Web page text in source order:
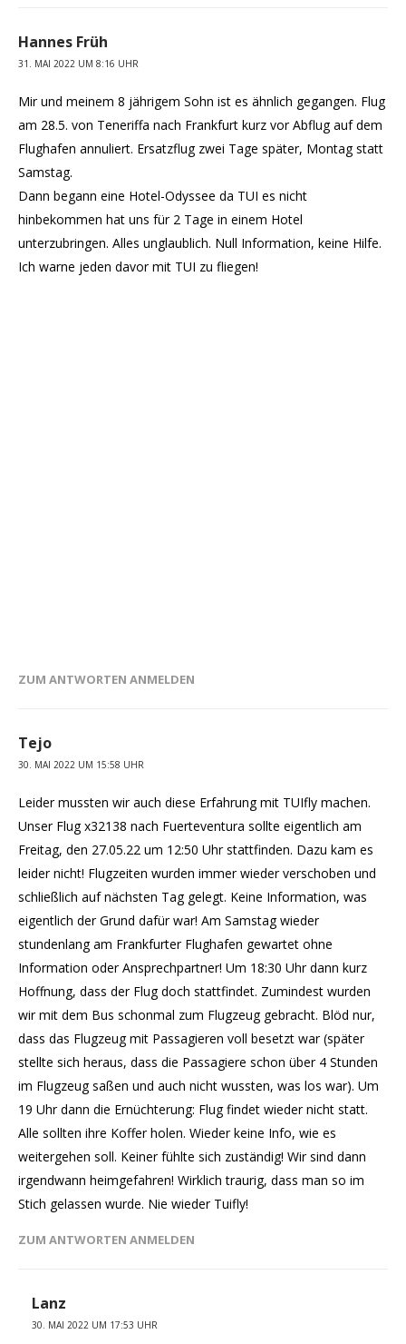
Hannes Früh
31. MAI 2022 UM 8:16 UHR
Mir und meinem 8 jährigem Sohn ist es ähnlich gegangen. Flug
am 28.5. von Teneriffa nach Frankfurt kurz vor Abflug auf dem
Flughafen annuliert. Ersatzflug zwei Tage später, Montag statt
Samstag.
Dann begann eine Hotel-Odyssee da TUI es nicht
hinbekommen hat uns für 2 Tage in einem Hotel
unterzubringen. Alles unglaublich. Null Information, keine Hilfe.
Ich warne jeden davor mit TUI zu fliegen!
ZUM ANTWORTEN ANMELDEN
Tejo
30. MAI 2022 UM 15:58 UHR
Leider mussten wir auch diese Erfahrung mit TUIfly machen.
Unser Flug x32138 nach Fuerteventura sollte eigentlich am
Freitag, den 27.05.22 um 12:50 Uhr stattfinden. Dazu kam es
leider nicht! Flugzeiten wurden immer wieder verschoben und
schließlich auf nächsten Tag gelegt. Keine Information, was
eigentlich der Grund dafür war! Am Samstag wieder
stundenlang am Frankfurter Flughafen gewartet ohne
Information oder Ansprechpartner! Um 18:30 Uhr dann kurz
Hoffnung, dass der Flug doch stattfindet. Zumindest wurden
wir mit dem Bus schonmal zum Flugzeug gebracht. Blöd nur,
dass das Flugzeug mit Passagieren voll besetzt war (später
stellte sich heraus, dass die Passagiere schon über 4 Stunden
im Flugzeug saßen und auch nicht wussten, was los war). Um
19 Uhr dann die Ernüchterung: Flug findet wieder nicht statt.
Alle sollten ihre Koffer holen. Wieder keine Info, wie es
weitergehen soll. Keiner fühlte sich zuständig! Wir sind dann
irgendwann heimgefahren! Wirklich traurig, dass man so im
Stich gelassen wurde. Nie wieder Tuifly!
ZUM ANTWORTEN ANMELDEN
Lanz
30. MAI 2022 UM 17:53 UHR